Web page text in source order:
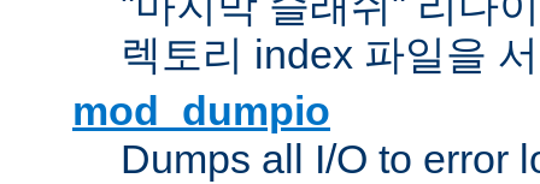
렉토리 index 파일을
mod_dumpio
Dumps all I/O to error